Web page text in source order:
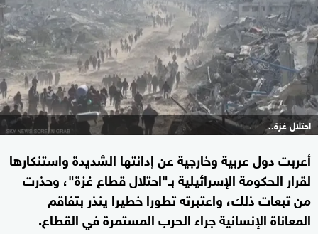
احتلال غزة..
أعربت دول عربية وخارجية عن إدانتها الشديدة واستنكارها
لقرار الحكومة الإسرائيلية بـ"احتلال قطاع غزة"، وحذرت
من تبعات ذلك، واعتبرته تطورا خطيرا ينذر بتفاقم
المعاناة الإنسانية جراء الحرب المستمرة في القطاع.